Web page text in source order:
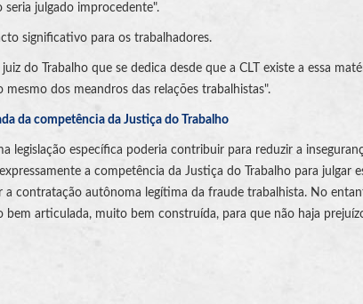
seria julgado improcedente".
significativo para os trabalhadores.
do Trabalho que se dedica desde que a CLT existe a essa
dos meandros das relações trabalhistas".
da competência da Justiça do Trabalho
legislação específica poderia contribuir para reduzir a
a competência da Justiça do Trabalho para julgar
contratação autônoma legítima da fraude trabalhista. No
articulada, muito bem construída, para que não haja